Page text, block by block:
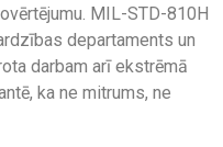
MIL-STD-810H
departaments un
darbam arī ekstrēmā
ka ne mitrums, ne